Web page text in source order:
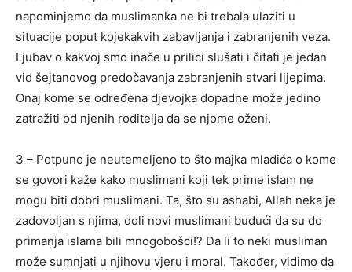
napominjemo da muslimanka ne bi trebala ulaziti u
situacije poput kojekakvih zabavljanja i zabranjenih veza.
Ljubav o kakvoj smo inače u prilici slušati i čitati je jedan
vid šejtanovog predočavanja zabranjenih stvari lijepima.
Onaj kome se određena djevojka dopadne može jedino
zatražiti od njenih roditelja da se njome oženi.
3 – Potpuno je neutemeljeno to što majka mladića o kome
se govori kaže kako muslimani koji tek prime islam ne
mogu biti dobri muslimani. Ta, što su ashabi, Allah neka je
zadovoljan s njima, doli novi muslimani budući da su do
primanja islama bili mnogobošci!? Da li to neki musliman
može sumnjati u njihovu vjeru i moral. Također, vidimo da